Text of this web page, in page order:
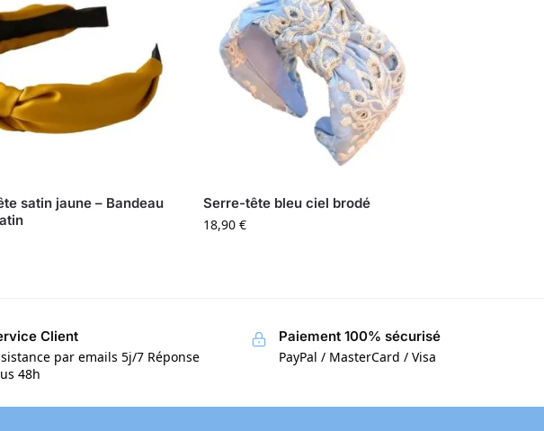
satin jaune – Bandeau
Serre-tête bleu ciel brodé
18,90€
Client
par emails 5j/7 Réponse
48h
Paiement 100% sécurisé
PayPal / MasterCard / Visa